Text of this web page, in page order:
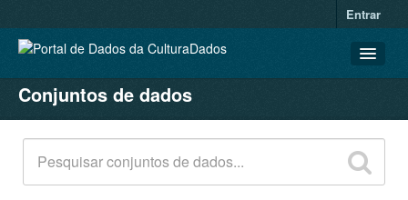
Entrar
CONJUNTOS DE DADOS
ORGANIZAÇÕES
GRUPOS
SOBRE
Conjuntos de dados